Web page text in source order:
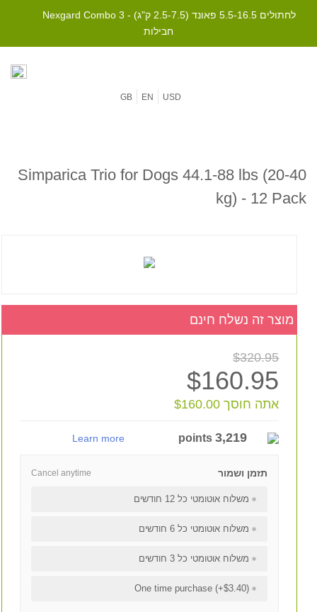
Nexgard Combo לחתולים 5.5-16.5 פאונד (2.5-7.5 ק"ג) - 3
חבילות
GB EN USD
Simparica Trio for Dogs 44.1-88 lbs (20-40
kg) - 12 Pack
מוצר זה נשלח חינם
$320.95
$160.95
אתה חוסך $160.00
3,219
points
Learn more
Cancel anytime תזמן ושמור
משלוח אוטומטי כל 12 חודשים
משלוח אוטומטי כל 6 חודשים
משלוח אוטומטי כל 3 חודשים
One time purchase (+$3.40)